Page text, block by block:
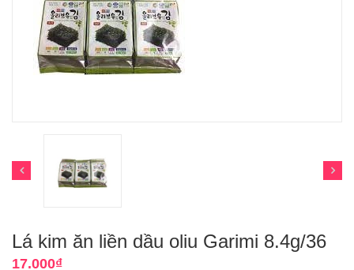
Lá kim ăn liền dầu oliu Garimi 8.4g/36
17.000₫